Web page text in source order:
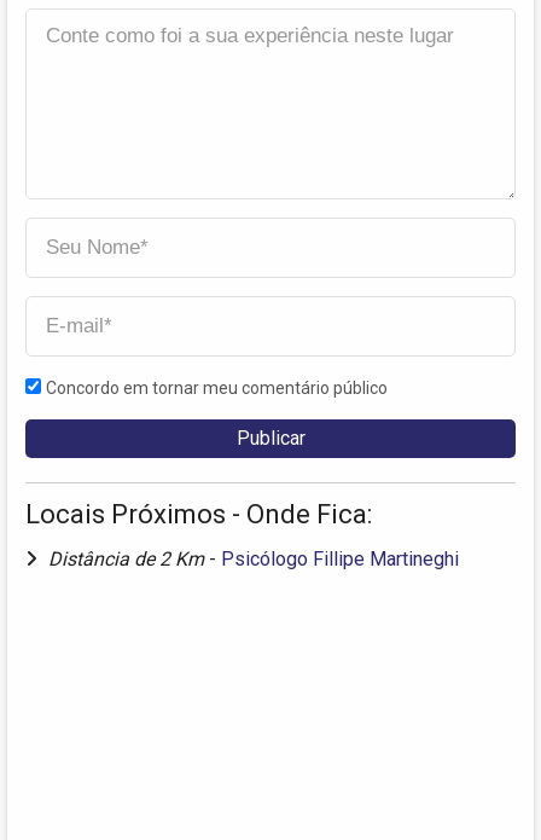
Concordo em tornar meu comentário público
Locais Próximos - Onde Fica:
Distância de 2 Km - Psicólogo Fillipe Martineghi